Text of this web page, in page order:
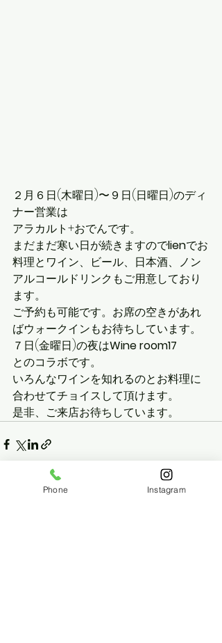
２月６日(木曜日)〜９日(日曜日)のディ
ナー営業は
アラカルト+おでんです。
まだまだ寒い日が続きますのでlienでお
料理とワイン、ビール、日本酒、ノン
アルコールドリンクもご用意しており
ます。
ご予約も可能です。お席の空きがあれ
ばウォークインもお待ちしています。
７日(金曜日)の夜はWine room17
とのコラボです。
いろんなワインを知れるのとお料理に
合わせてチョイスして頂けます。
是非、ご来店お待ちしています。
Phone Instagram